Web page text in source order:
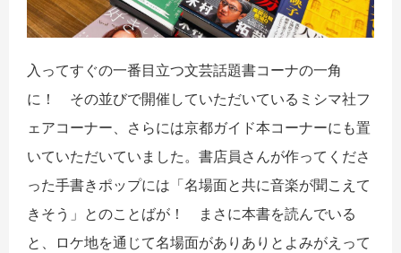
入ってすぐの一番目立つ文芸話題書コーナの一角
に！ その並びで開催していただいているミシマ社フ
ェアコーナー、さらには京都ガイド本コーナーにも置
いていただいていました。書店員さんが作ってくださ
った手書きポップには「名場面と共に音楽が聞こえて
きそう」とのことばが！ まさに本書を読んでいる
と、ロケ地を通じて名場面がありありとよみがえって